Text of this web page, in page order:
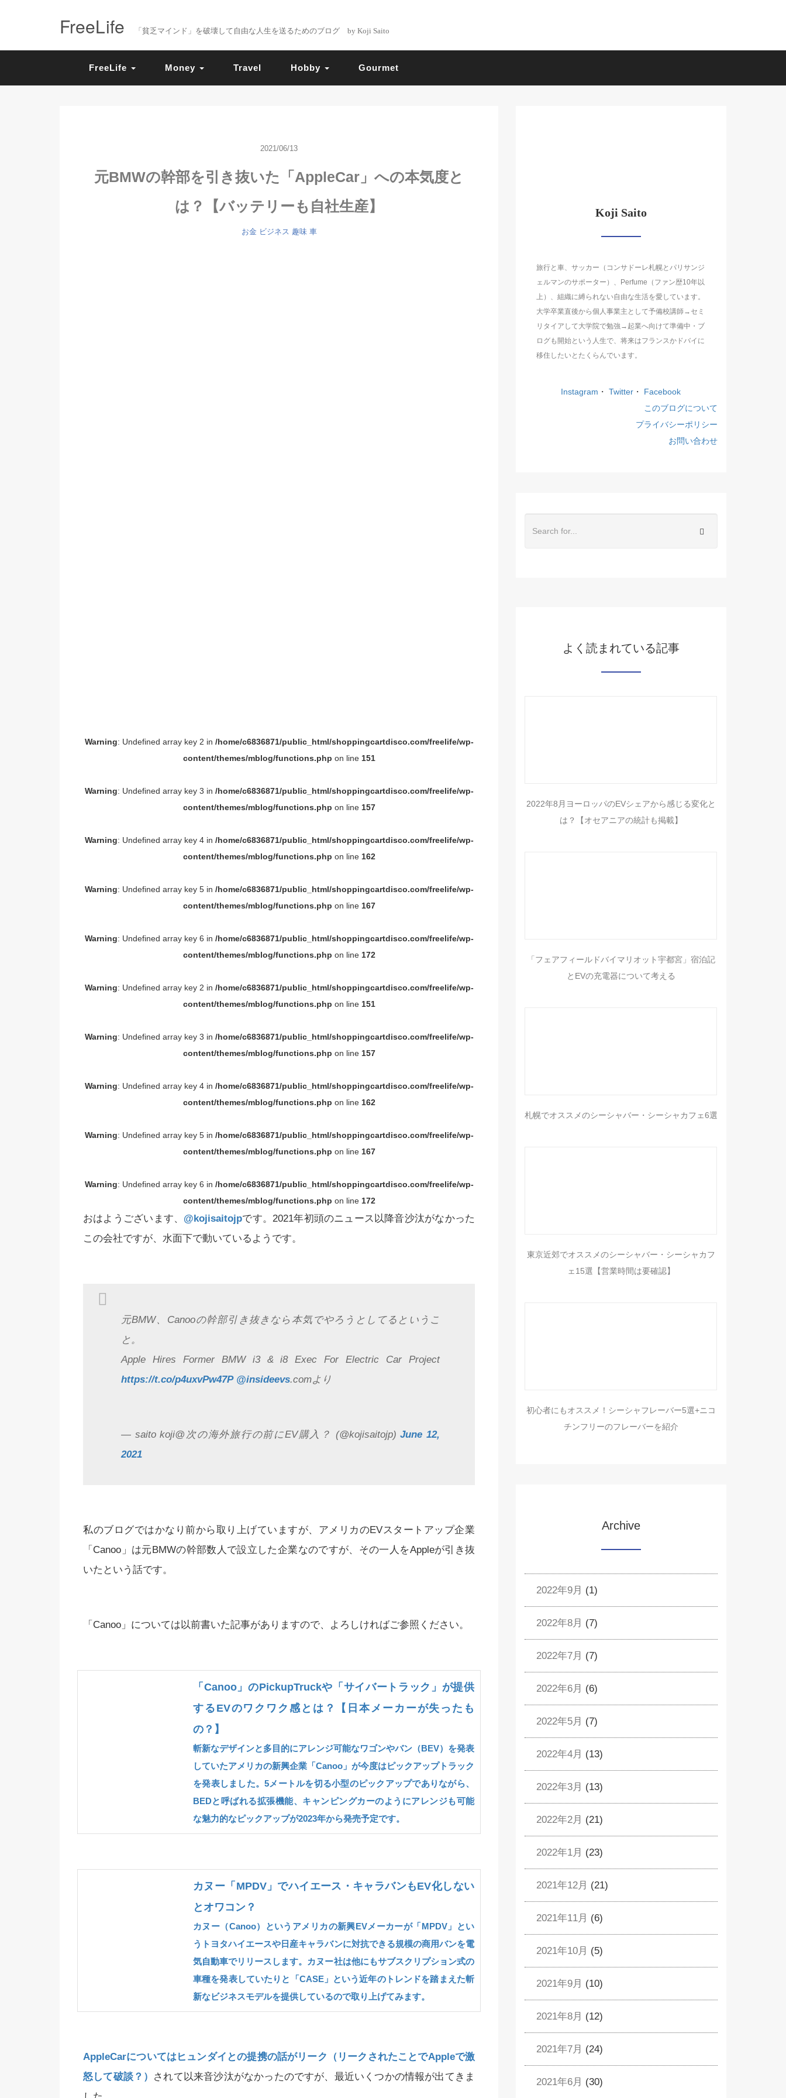
FreeLife 「貧乏マインド」を破壊して自由な人生を送るためのブログ by Koji Saito
FreeLife Money Travel Hobby Gourmet
2021/06/13
元BMWの幹部を引き抜いた「AppleCar」への本気度と
は？【バッテリーも自社生産】
お金 ビジネス 趣味 車
Warning: Undefined array key 2 in /home/c6836871/public_html/shoppingcartdisco.com/freelife/wp-
content/themes/mblog/functions.php on line 151
Warning: Undefined array key 3 in /home/c6836871/public_html/shoppingcartdisco.com/freelife/wp-
content/themes/mblog/functions.php on line 157
Warning: Undefined array key 4 in /home/c6836871/public_html/shoppingcartdisco.com/freelife/wp-
content/themes/mblog/functions.php on line 162
Warning: Undefined array key 5 in /home/c6836871/public_html/shoppingcartdisco.com/freelife/wp-
content/themes/mblog/functions.php on line 167
Warning: Undefined array key 6 in /home/c6836871/public_html/shoppingcartdisco.com/freelife/wp-
content/themes/mblog/functions.php on line 172
Warning: Undefined array key 2 in /home/c6836871/public_html/shoppingcartdisco.com/freelife/wp-
content/themes/mblog/functions.php on line 151
Warning: Undefined array key 3 in /home/c6836871/public_html/shoppingcartdisco.com/freelife/wp-
content/themes/mblog/functions.php on line 157
Warning: Undefined array key 4 in /home/c6836871/public_html/shoppingcartdisco.com/freelife/wp-
content/themes/mblog/functions.php on line 162
Warning: Undefined array key 5 in /home/c6836871/public_html/shoppingcartdisco.com/freelife/wp-
content/themes/mblog/functions.php on line 167
Warning: Undefined array key 6 in /home/c6836871/public_html/shoppingcartdisco.com/freelife/wp-
content/themes/mblog/functions.php on line 172
おはようございます、 @kojisaitojpです。2021年初頭のニュース以降音沙汰がなかった
この会社ですが、水面下で動いているようです。
元BMW、Canooの幹部引き抜きなら本気でやろうとしてるというこ
と。
Apple Hires Former BMW i3 & i8 Exec For Electric Car Project
https://t.co/p4uxvPw47P @insideevs.comより
— saito koji@次の海外旅行の前にEV購入？ (@kojisaitojp)June 12,
2021
私のブログではかなり前から取り上げていますが、アメリカのEVスタートアップ企業
「Canoo」は元BMWの幹部数人で設立した企業なのですが、その一人をAppleが引き抜
いたという話です。
「Canoo」については以前書いた記事がありますので、よろしければご参照ください。
「Canoo」のPickupTruckや「サイバートラック」が提供
するEVのワクワク感とは？【日本メーカーが失ったも
の？】
斬新なデザインと多目的にアレンジ可能なワゴンやバン（BEV）を発表
していたアメリカの新興企業「Canoo」が今度はピックアップトラック
を発表しました。5メートルを切る小型のピックアップでありながら、
BEDと呼ばれる拡張機能、キャンピングカーのようにアレンジも可能
な魅力的なピックアップが2023年から発売予定です。
カヌー「MPDV」でハイエース・キャラバンもEV化しない
とオワコン？
カヌー（Canoo）というアメリカの新興EVメーカーが「MPDV」とい
うトヨタハイエースや日産キャラバンに対抗できる規模の商用バンを電
気自動車でリリースします。カヌー社は他にもサブスクリプション式の
車種を発表していたりと「CASE」という近年のトレンドを踏まえた斬
新なビジネスモデルを提供しているので取り上げてみます。
AppleCarについてはヒュンダイとの提携の話がリーク（リークされたことでAppleで激
怒して破談？） されて以来音沙汰がなかったのですが、最近いくつかの情報が出てきま
Koji Saito
旅行と車、サッカー（コンサドーレ札幌とパリサンジ
ェルマンのサポーター）、Perfume（ファン歴10年以
上）、組織に縛られない自由な生活を愛しています。
大学卒業直後から個人事業主として予備校講師→セミ
リタイアして大学院で勉強→起業へ向けて準備中・ブ
ログも開始という人生で、将来はフランスかドバイに
移住したいとたくらんでいます。
Instagram ・ Twitter ・
Facebook
このブログについて
プライバシーポリシー
お問い合わせ
よく読まれている記事
2022年8月ヨーロッパのEVシェアから感じる変化と
は？【オセアニアの統計も掲載】
「フェアフィールドバイマリオット宇都宮」宿泊記
とEVの充電器について考える
札幌でオススメのシーシャバー・シーシャカフェ6選
東京近郊でオススメのシーシャバー・シーシャカフ
ェ15選【営業時間は要確認】
初心者にもオススメ！シーシャフレーバー5選+ニコ
チンフリーのフレーバーを紹介
Archive
2022年9月 (1)
2022年8月 (7)
2022年7月 (7)
2022年6月 (6)
2022年5月 (7)
2022年4月 (13)
2022年3月 (13)
2022年2月 (21)
2022年1月 (23)
2021年12月 (21)
2021年11月 (6)
2021年10月 (5)
2021年9月 (10)
2021年8月 (12)
2021年7月 (24)
2021年6月 (30)